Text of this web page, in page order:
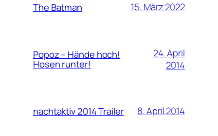
The Batman 15. März 2022
Popoz – Hände hoch!
Hosen runter!
24. April
2014
nachtaktiv 2014 Trailer 8. April 2014